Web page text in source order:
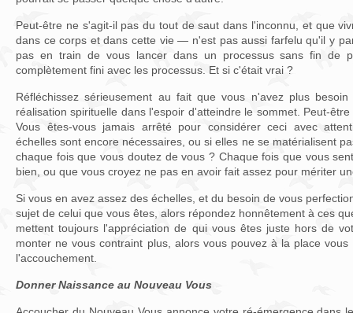
Peut-être ne s'agit-il pas du tout de saut dans l'inconnu, et que
dans ce corps et dans cette vie — n'est pas aussi farfelu qu'il y
pas en train de vous lancer dans un processus sans fin de
complètement fini avec les processus. Et si c'était vrai ?
Réfléchissez sérieusement au fait que vous n'avez plus
réalisation spirituelle dans l'espoir d'atteindre le sommet. Peut-
Vous êtes-vous jamais arrêté pour considérer ceci avec
échelles sont encore nécessaires, ou si elles ne se matérialisent
chaque fois que vous doutez de vous ? Chaque fois que vous
bien, ou que vous croyez ne pas en avoir fait assez pour mériter
Si vous en avez assez des échelles, et du besoin de vous
sujet de celui que vous êtes, alors répondez honnêtement à ces
mettent toujours l'appréciation de qui vous êtes juste hors de
monter ne vous contraint plus, alors vous pouvez à la place
l'accouchement.
Donner Naissance au Nouveau Vous